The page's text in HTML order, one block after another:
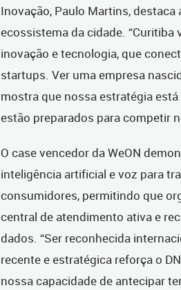
Inovação, Paulo Martins,
ecossistema da cidade.
inovação e tecnologia, que
startups. Ver uma empresa
mostra que nossa estratégia
estão preparados para competir
O case vencedor da WeON
inteligência artificial e voz para
consumidores, permitindo que
central de atendimento ativa e
dados. “Ser reconhecida
recente e estratégica reforça o
nossa capacidade de antecipar